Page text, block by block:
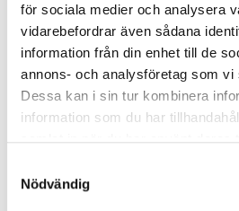
för sociala medier och analysera
vidarebefordrar även sådana
information från din enhet till de
annons- och analysföretag som vi
Dessa kan i sin tur kombinera
information som du har
samlat in när du har använt deras
Nödvändig
bättre resultat
hur övergången från projekt till
kan säkras genom
och planerat underhåll
Föreläsningen ger ett unikt
utmaningar, avvägningar och
några av Sveriges mest
och praktiska erfarenheter får
insikter om hur kulturhistoriska